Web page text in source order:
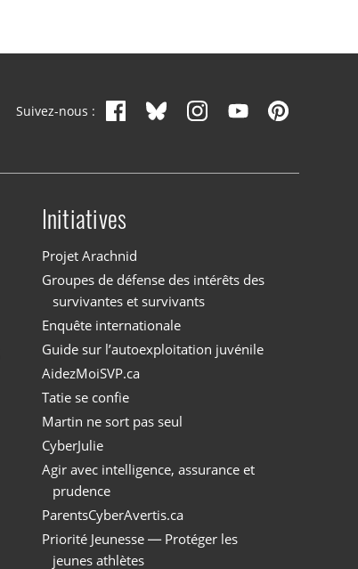
Suivez-nous :
Initiatives
Projet Arachnid
Groupes de défense des intérêts des
survivantes et survivants
Enquête internationale
Guide sur l’autoexploitation juvénile
AidezMoiSVP.ca
Tatie se confie
Martin ne sort pas seul
CyberJulie
Agir avec intelligence, assurance et
prudence
ParentsCyberAvertis.ca
Priorité Jeunesse — Protéger les
jeunes athlètes